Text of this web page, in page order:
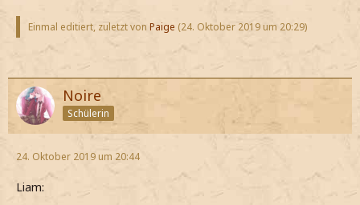
Einmal editiert, zuletzt von Paige (24. Oktober 2019 um 20:29)
Noire
Schülerin
24. Oktober 2019 um 20:44
Liam: